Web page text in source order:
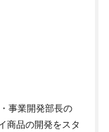
事業開発部長の
商品の開発をスタ